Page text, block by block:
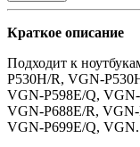
Краткое описание
Подходит к
P530H/R, VGN-
VGN-P598E/Q,
VGN-P688E/R,
VGN-P699E/Q,